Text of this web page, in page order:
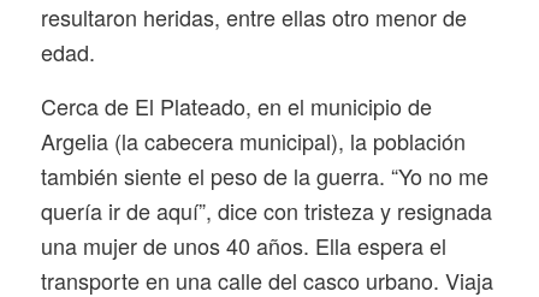
resultaron heridas, entre ellas otro menor de
edad.
Cerca de El Plateado, en el municipio de
Argelia (la cabecera municipal), la población
también siente el peso de la guerra. “Yo no me
quería ir de aquí”, dice con tristeza y resignada
una mujer de unos 40 años. Ella espera el
transporte en una calle del casco urbano. Viaja